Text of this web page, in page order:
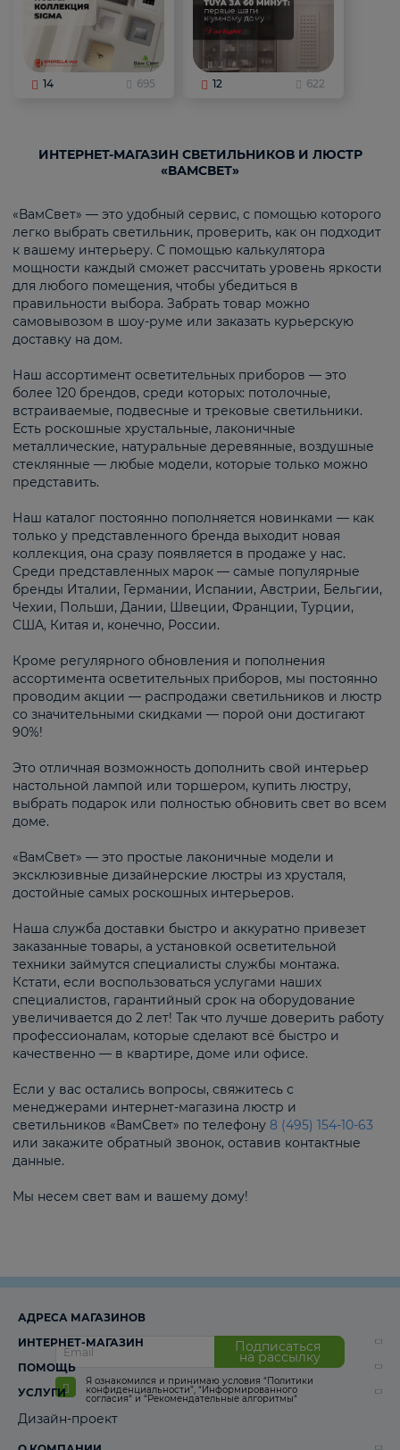
14 695 12 622
ИНТЕРНЕТ-МАГАЗИН СВЕТИЛЬНИКОВ И ЛЮСТР
«ВАМСВЕТ»
«ВамСвет» — это удобный сервис, с помощью которого
легко выбрать светильник, проверить, как он подходит
к вашему интерьеру. С помощью калькулятора
мощности каждый сможет рассчитать уровень яркости
для любого помещения, чтобы убедиться в
правильности выбора. Забрать товар можно
самовывозом в шоу-руме или заказать курьерскую
доставку на дом.
Наш ассортимент осветительных приборов — это
более 120 брендов, среди которых: потолочные,
встраиваемые, подвесные и трековые светильники.
Есть роскошные хрустальные, лаконичные
металлические, натуральные деревянные, воздушные
стеклянные — любые модели, которые только можно
представить.
Наш каталог постоянно пополняется новинками — как
только у представленного бренда выходит новая
коллекция, она сразу появляется в продаже у нас.
Среди представленных марок — самые популярные
бренды Италии, Германии, Испании, Австрии, Бельгии,
Чехии, Польши, Дании, Швеции, Франции, Турции,
США, Китая и, конечно, России.
Кроме регулярного обновления и пополнения
ассортимента осветительных приборов, мы постоянно
проводим акции — распродажи светильников и люстр
со значительными скидками — порой они достигают
90%!
Это отличная возможность дополнить свой интерьер
настольной лампой или торшером, купить люстру,
выбрать подарок или полностью обновить свет во всем
доме.
«ВамСвет» — это простые лаконичные модели и
эксклюзивные дизайнерские люстры из хрусталя,
достойные самых роскошных интерьеров.
Наша служба доставки быстро и аккуратно привезет
заказанные товары, а установкой осветительной
техники займутся специалисты службы монтажа.
Кстати, если воспользоваться услугами наших
специалистов, гарантийный срок на оборудование
увеличивается до 2 лет! Так что лучше доверить работу
профессионалам, которые сделают всё быстро и
качественно — в квартире, доме или офисе.
Если у вас остались вопросы, свяжитесь с
менеджерами интернет-магазина люстр и
светильников «ВамСвет» по телефону 8 (495) 154-10-63
или закажите обратный звонок, оставив контактные
данные.
Мы несем свет вам и вашему дому!
Подписаться
на рассылку
Я ознакомился и принимаю условия “Политики
конфиденциальности”, “Информированного
согласия“ и “Рекомендательные алгоритмы“
АДРЕСА МАГАЗИНОВ
ИНТЕРНЕТ-МАГАЗИН
ПОМОЩЬ
УСЛУГИ
Дизайн-проект